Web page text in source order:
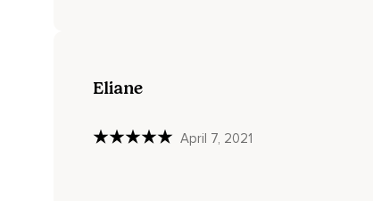
Eliane
April 7, 2021